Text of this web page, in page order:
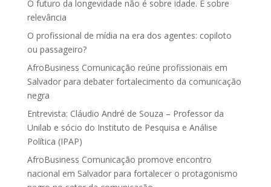
O futuro da longevidade não é sobre idade. É sobre
relevância
O profissional de mídia na era dos agentes: copiloto
ou passageiro?
AfroBusiness Comunicação reúne profissionais em
Salvador para debater fortalecimento da comunicação
negra
Entrevista: Cláudio André de Souza – Professor da
Unilab e sócio do Instituto de Pesquisa e Análise
Política (IPAP)
AfroBusiness Comunicação promove encontro
nacional em Salvador para fortalecer o protagonismo